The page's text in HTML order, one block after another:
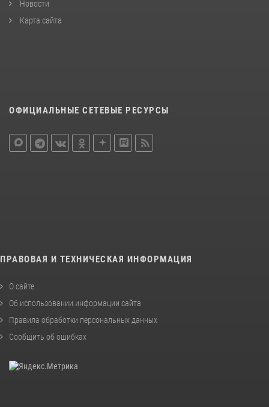
Новости
Карта сайта
ОФИЦИАЛЬНЫЕ СЕТЕВЫЕ РЕСУРСЫ
ПРАВОВАЯ И ТЕХНИЧЕСКАЯ ИНФОРМАЦИЯ
О сайте
Об использовании информации сайта
Правила обработки персональных данных
Сообщить об ошибках